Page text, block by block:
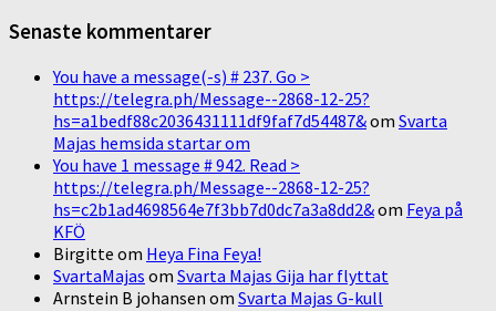
Senaste kommentarer
You have a message(-s) # 237. Go >
https://telegra.ph/Message--2868-12-25?
hs=a1bedf88c2036431111df9faf7d54487&om Svarta
Majas hemsida startar om
You have 1 message # 942. Read >
https://telegra.ph/Message--2868-12-25?
hs=c2b1ad4698564e7f3bb7d0dc7a3a8dd2&om Feya på
KFÖ
Birgitte om Heya Fina Feya!
SvartaMajas om Svarta Majas Gija har flyttat
Arnstein B johansen om Svarta Majas G-kull